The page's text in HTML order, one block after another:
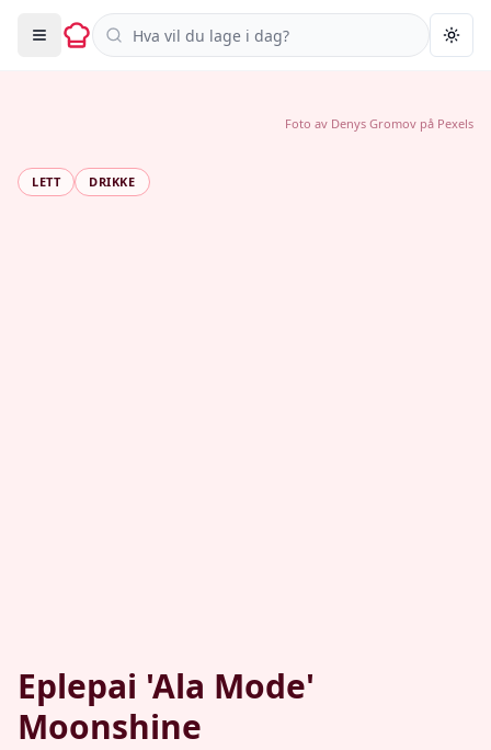
Søk i oppskrifter
LETT DRIKKE
Eplepai 'Ala Mode'
Moonshine
Foto av Denys Gromov på Pexels